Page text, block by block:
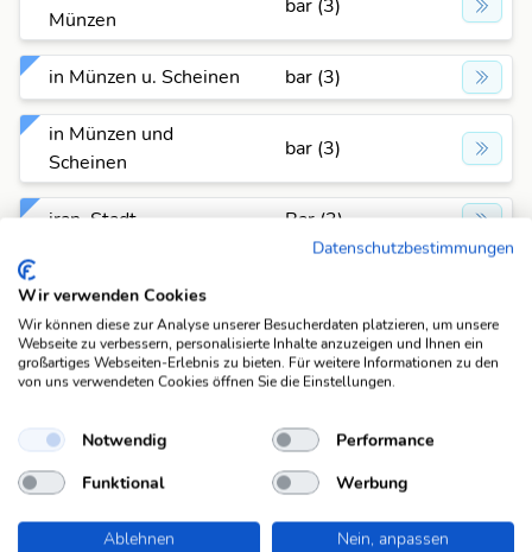
Münzen
bar (3)
in Münzen u. Scheinen bar (3)
in Münzen und
Scheinen
bar (3)
iran. Stadt Bar (3)
israel. Fussballspieler,
Charm 1954-
Bar (3)
Eliad 1952-
Bar (3)
israel. Maler, Eliad
1952-
Bar (3)
Datenschutzbestimmungen
Wir verwenden Cookies
Wir können diese zur Analyse unserer Besucherdaten platzieren, um unsere
Webseite zu verbessern, personalisierte Inhalte anzuzeigen und Ihnen ein
großartiges Webseiten-Erlebnis zu bieten. Für weitere Informationen zu den
von uns verwendeten Cookies öffnen Sie die Einstellungen.
Notwendig
Performance
Funktional
Werbung
Ablehnen
Nein, anpassen